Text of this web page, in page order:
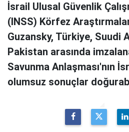
İsrail Ulusal Güvenlik
(INSS) Körfez
Guzansky, Türkiye, Suudi
Pakistan arasında
Savunma Anlaşması'nın
olumsuz sonuçlar